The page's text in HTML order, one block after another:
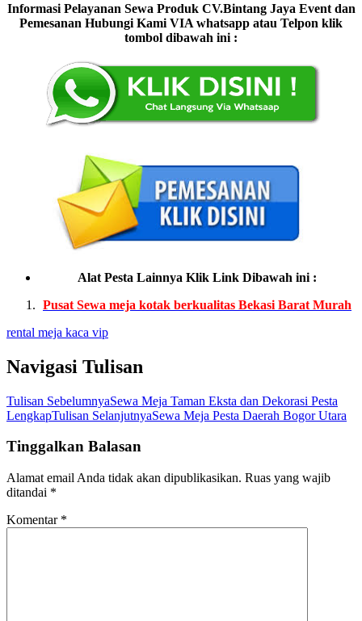
Informasi Pelayanan Sewa Produk CV.Bintang Jaya Event dan
Pemesanan Hubungi Kami VIA whatsapp atau Telpon klik
tombol dibawah ini :
Alat Pesta Lainnya Klik Link Dibawah ini :
Pusat Sewa meja kotak berkualitas Bekasi Barat Murah
rental meja kaca vip
Navigasi Tulisan
Tulisan SebelumnyaSewa Meja Taman Eksta dan Dekorasi Pesta
LengkapTulisan SelanjutnyaSewa Meja Pesta Daerah Bogor Utara
Tinggalkan Balasan
Alamat email Anda tidak akan dipublikasikan. Ruas yang wajib
ditandai *
Komentar *